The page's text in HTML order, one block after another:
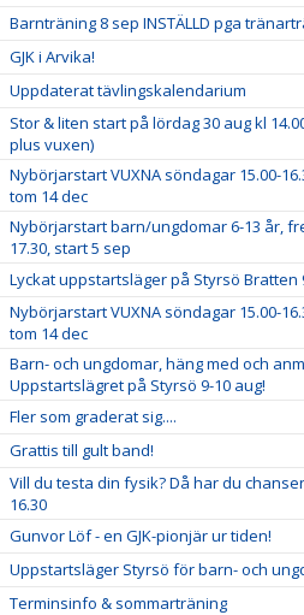
Barnträning 8 sep INSTÄLLD pga
GJK i Arvika!
Uppdaterat tävlingskalendarium
Stor & liten start på lördag 30 aug kl
plus vuxen)
Nybörjarstart VUXNA söndagar 15.00-
tom 14 dec
Nybörjarstart barn/ungdomar 6-13 år,
17.30, start 5 sep
Lyckat uppstartsläger på Styrsö Bratten
Nybörjarstart VUXNA söndagar 15.00-
tom 14 dec
Barn- och ungdomar, häng med och
Uppstartslägret på Styrsö 9-10 aug!
Fler som graderat sig....
Grattis till gult band!
Vill du testa din fysik? Då har du
16.30
Gunvor Löf - en GJK-pionjär ur tiden!
Uppstartsläger Styrsö för barn- och
Terminsinfo & sommarträning